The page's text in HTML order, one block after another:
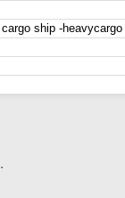
ship -heavycargo